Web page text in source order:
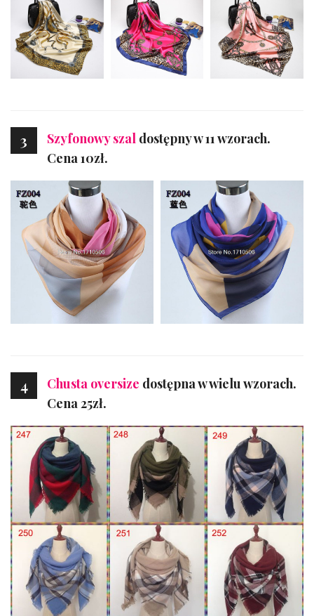
3 Szyfonowy szal dostępny w 11 wzorach.
Cena 10zł.
4 Chusta oversize dostępna w wielu wzorach.
Cena 25zł.